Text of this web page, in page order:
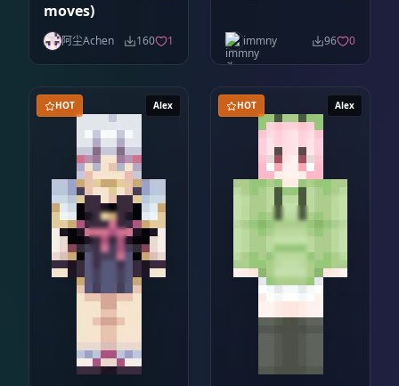
moves)
阿尘Achen 160 1 immny 96 0
Alex
HOT Alex
HOT